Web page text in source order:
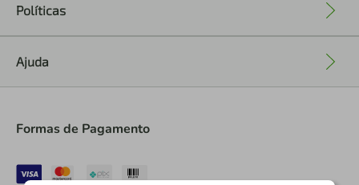
Políticas
Ajuda
Formas de Pagamento